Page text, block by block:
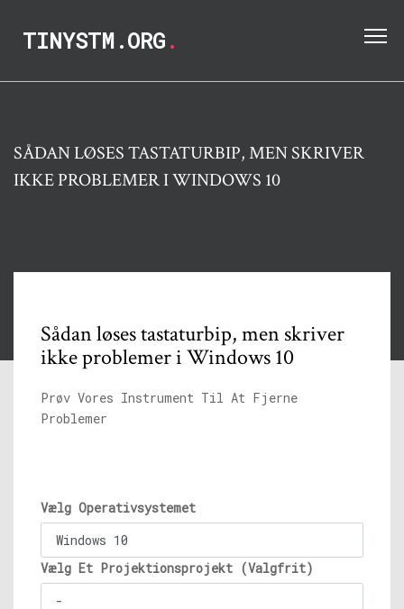
TINYSTM.ORG.
SÅDAN LØSES TASTATURBIP, MEN SKRIVER
IKKE PROBLEMER I WINDOWS 10
Sådan løses tastaturbip, men skriver
ikke problemer i Windows 10
Prøv Vores Instrument Til At Fjerne
Problemer
Vælg Operativsystemet
Vælg Et Projektionsprojekt (Valgfrit)